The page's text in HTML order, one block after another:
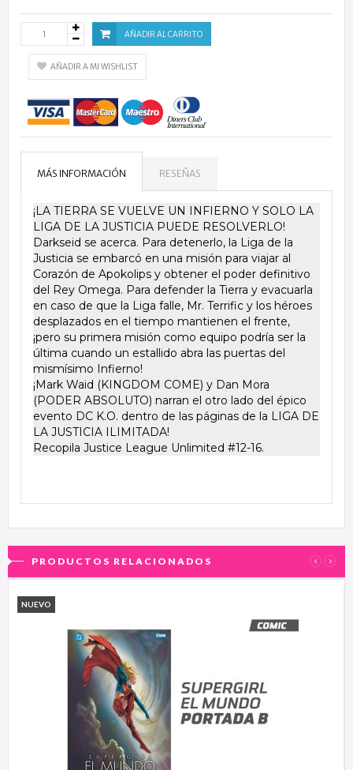
AÑADIR AL CARRITO
AÑADIR A MI WISHLIST
MÁS INFORMACIÓN RESEÑAS
¡LA TIERRA SE VUELVE UN INFIERNO Y SOLO LA
LIGA DE LA JUSTICIA PUEDE RESOLVERLO!
Darkseid se acerca. Para detenerlo, la Liga de la
Justicia se embarcó en una misión para viajar al
Corazón de Apokolips y obtener el poder definitivo
del Rey Omega. Para defender la Tierra y evacuarla
en caso de que la Liga falle, Mr. Terrific y los héroes
desplazados en el tiempo mantienen el frente,
¡pero su primera misión como equipo podría ser la
última cuando un estallido abra las puertas del
mismísimo Infierno!
¡Mark Waid (KINGDOM COME) y Dan Mora
(PODER ABSOLUTO) narran el otro lado del épico
evento DC K.O. dentro de las páginas de la LIGA DE
LA JUSTICIA ILIMITADA!
Recopila Justice League Unlimited #12-16.
PRODUCTOS RELACIONADOS ‹ ›
NUEVO